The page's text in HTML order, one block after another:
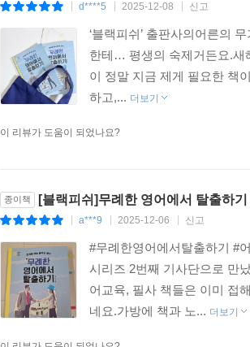
d****5 2025-12-08 신고
‘블랙피쉬’ 출판사의어른의
한테… 평생의 숙제거든요.새
이 정말 지금 제게 필요한 책
하고,... 더보기
이 리뷰가 도움이 되었나요?
종이책 [블랙피쉬]무례한 영어에서 탈출하기
a***9 2025-12-06 신고
#무례한영어에서탈출하기 #
시리즈 2번째 기사단으로 만
어교육, 필사 책들은 이미 접
네요.가방에 책과 노... 더보기